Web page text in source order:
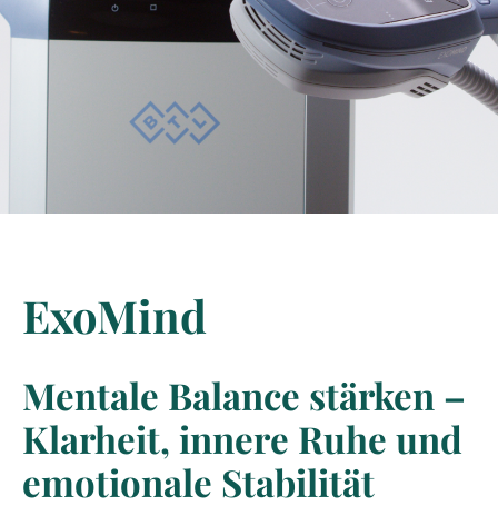
ExoMind
Mentale Balance stärken –
Klarheit, innere Ruhe und
emotionale Stabilität